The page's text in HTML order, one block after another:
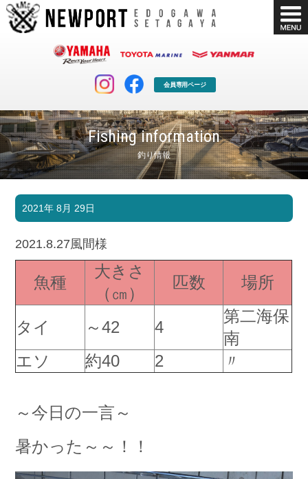
会員専用ページ
Fishing information
釣り情報
マリンクラブ
マリンライフを堪能したい！
ボート販売
ボート免許
長年の実績と信頼！
店舗情報 公式ブログ
お問い合わせ 会社概要
Company
採用情報 リンク集
2021年 8月 29日
2021.8.27風間様
魚種
大きさ
（㎝）
匹数 場所
タイ ～42 4
第二海保
南
エソ
約40 2 〃
～今日の一言～
暑かった～～！！